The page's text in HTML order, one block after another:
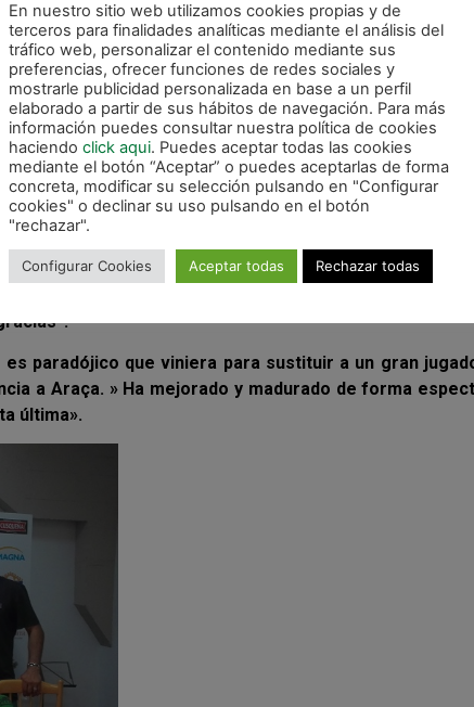
he tenido. Lo que más valoro son las personas y lo
de este equipo es el “capi” Javi Eseverri al que
montón. Finalizando: “Gracias por el exquisito trato
paradójico que viniera para sustituir a un gran
a Araça. » Ha mejorado y madurado de forma
última».
En nuestro sitio web utilizamos cookies propias y de
terceros para finalidades analíticas mediante el análisis del
tráfico web, personalizar el contenido mediante sus
preferencias, ofrecer funciones de redes sociales y
mostrarle publicidad personalizada en base a un perfil
elaborado a partir de sus hábitos de navegación. Para más
información puedes consultar nuestra política de cookies
haciendo click aqui. Puedes aceptar todas las cookies
mediante el botón “Aceptar” o puedes aceptarlas de forma
concreta, modificar su selección pulsando en "Configurar
cookies" o declinar su uso pulsando en el botón
"rechazar".
Configurar Cookies Aceptar todas Rechazar todas